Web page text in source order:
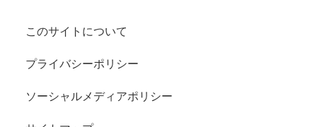
このサイトについて
プライバシーポリシー
ソーシャルメディアポリシー